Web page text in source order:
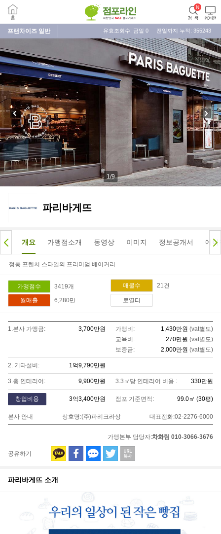
프랜차이즈 일반 유효조회수: 금일 0 전일까지 누적: 355243
1/9
파리바게뜨
개요 가맹점소개 동영상 이미지 정보공개서 에이
정통 프렌치 스타일의 프리미엄 베이커리
가맹점수 3419개 매물수 21 건
월매출 6,280만 로열티
1.본사 가맹금: 3,700만원 가맹비: 1,430만원 (vat별도)
교육비:
270만원 (vat별도)
보증금:
2,000만원 (vat별도)
2. 기타설비: 1억9,790만원
3.총 인테리어: 9,900만원 3.3㎡당 인테리어 비용 : 330만원
창업비용 3억3,400만원 점포 기준면적: 99.0㎡ (30평)
본사 안내 상호명:(주)파리크라상 대표전화:02-2276-6000
가맹본부 담당자:차화림 010-3066-3676
공유하기
파리바게뜨 소개